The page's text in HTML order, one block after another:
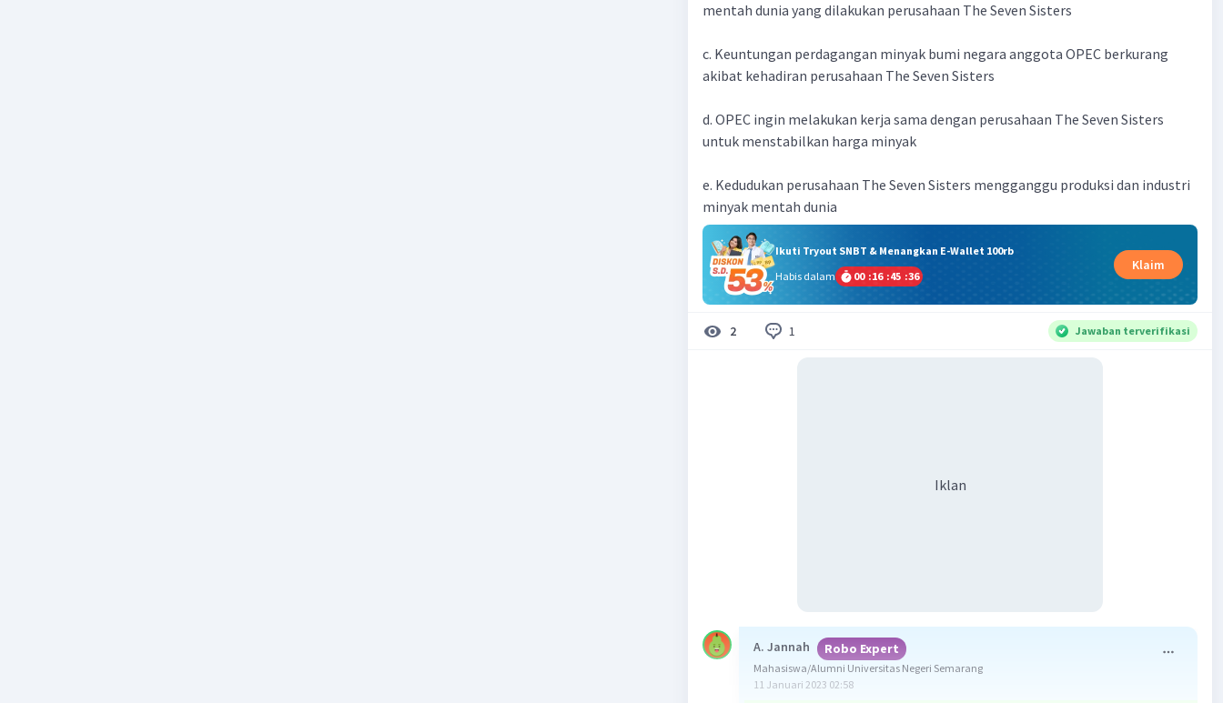
mentah dunia yang dilakukan perusahaan The Seven Sisters
c. Keuntungan perdagangan minyak bumi negara anggota OPEC berkurang
akibat kehadiran perusahaan The Seven Sisters
d. OPEC ingin melakukan kerja sama dengan perusahaan The Seven Sisters
untuk menstabilkan harga minyak
e. Kedudukan perusahaan The Seven Sisters mengganggu produksi dan industri
minyak mentah dunia
Ikuti Tryout SNBT & Menangkan E-Wallet 100rb
Habis dalam
00 :16 :45 :36
Klaim
2 1 Jawaban terverifikasi
Iklan
A. Jannah Robo Expert
Mahasiswa/Alumni Universitas Negeri Semarang
11 Januari 2023 02:58